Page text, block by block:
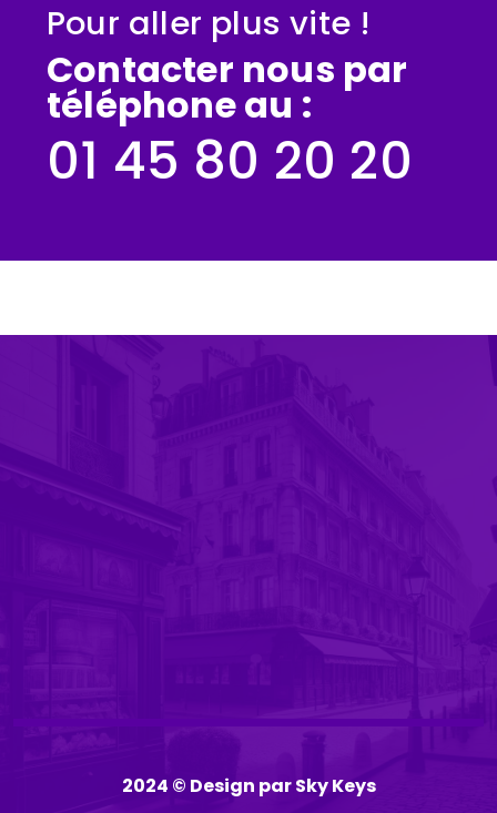
Pour aller plus vite !
Contacter nous par
téléphone au :
01 45 80 20 20
2024 © Design par Sky Keys